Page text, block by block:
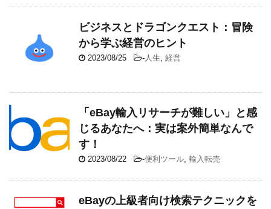
ビジネスとドラゴンクエスト：冒険
から学ぶ経営のヒント
2023/08/25 - 人生 経営
「eBay輸入リサーチが難しい」と感
じるあなたへ：実は案外簡単なんで
す！
2023/08/22 -便利ツール 輸入転売
eBayの上級者向け検索テクニックを